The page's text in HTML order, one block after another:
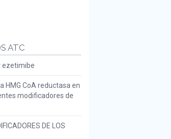
ATC
ezetimibe
HMG CoA reductasa en
modificadores de
DE LOS